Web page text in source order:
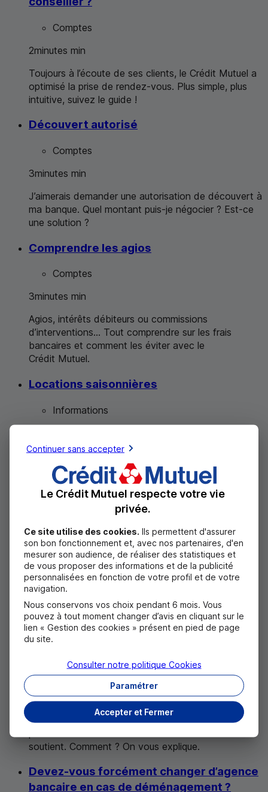
Comptes
2minutes min
Toujours à l’écoute de ses clients, le Crédit Mutuel a
optimisé la prise de rendez-vous. Plus simple, plus
intuitive, suivez le guide !
Découvert autorisé
Comptes
3minutes min
J’aimerais demander une autorisation de découvert à
ma banque. Quel montant puis-je négocier ? Est-ce
une solution ?
Comprendre les agios
Comptes
3minutes min
Agios, intérêts débiteurs ou commissions
d’interventions... Tout comprendre sur les frais
bancaires et comment les éviter avec le
Crédit Mutuel.
Locations saisonnières
Informations
Dans le contexte actuel, les locations individuelles
sont prisées. Nos conseils pour éviter les arnaques.
Majorité et compte bancaire : que
Comptes
2minutesmin
Avoir 18 ans, ça change bien des choses : permis,
vote, signature de contrat et gestion d’argent. Tout
savoir sur la majorité et le compte bancaire !
Le Crédit Mutuel soutient les jeunes qui
Comptes
2minutesmin
Vous avez moins de 26 ans et vous vous engagez
soutient. Comment ? On vous explique.
Devez-vous forcément changer d’agence
bancaire en cas de déménagement ?
Continuer sans accepter
Le Crédit Mutuel respecte votre vie
privée.
Ce site utilise des cookies. Ils permettent d'assurer
son bon fonctionnement et, avec nos partenaires, d'en
mesurer son audience, de réaliser des statistiques et
de vous proposer des informations et de la publicité
personnalisées en fonction de votre profil et de votre
navigation.
Nous conservons vos choix pendant 6 mois. Vous
pouvez à tout moment changer d’avis en cliquant sur le
lien « Gestion des cookies » présent en pied de page
du site.
Accepter et Fermer
Paramétrer
Consulter notre politique Cookies